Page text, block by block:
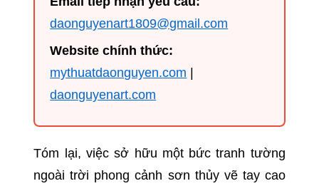
daonguyenart1809@gmail.com
Website chính thức:
mythuatdaonguyen.com |
daonguyenart.com
Tóm lại, việc sở hữu một bức tranh tường
ngoài trời phong cảnh sơn thủy vẽ tay cao